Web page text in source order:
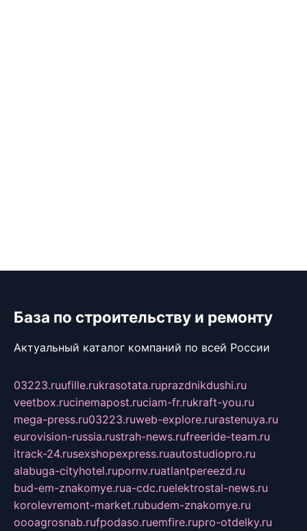
База по строительству и ремонту
Актуальный каталог компаний по всей России
03223.ruufille.rukrasotata.ruprazdnikdushi.ru
veetbox.rucinemapost.ruciam-fr.rukraft-you.ru
mega-press.ru03223.ruweb-explore.rurastenuya.ru
eurovision-russia.rustrah-news.rufreeride-team.ru
itrack-24.rusexshopexpress.ruautostudiopro.ru
alabuga-cityhotel.rupornv.ruatlantpereezd.ru
bud-em-znakomye.rua-cdc.ruelektrostal-news.ru
korolevremont-market.rubudem-znakomye.ru
oooagrosnab.rufpodaso.ruemfire.rupro-otdelky.ru